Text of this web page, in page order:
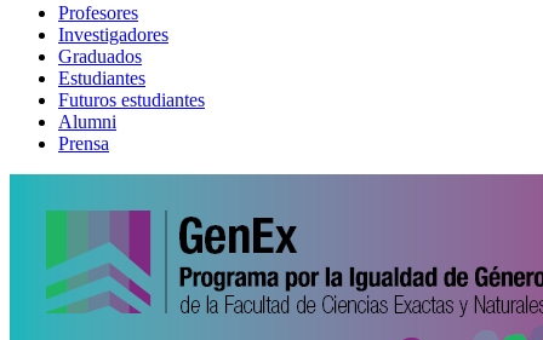
Profesores
Investigadores
Graduados
Estudiantes
Futuros estudiantes
Alumni
Prensa